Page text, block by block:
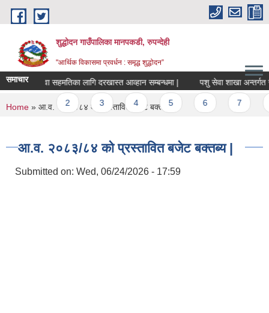
Skip to main content
शुद्धोदन गाउँपालिका मानपकडी, रुपन्देही
"आर्थिक विकासमा प्रवर्धन : समृद्ध शुद्धोदन”
समाचार
सरुवा सहमतिका लागि दरखास्त आव्हान सम्बन्धमा | पशु सेवा शाखा अन्तर्गत सैलेज
Pages
2 3 4 5
You are here
Home » आ.व. २०८३/८४ को प्रस्तावित बजेट बक्तब्य |
आ.व. २०८३/८४ को प्रस्तावित बजेट बक्तब्य |
Submitted on: Wed, 06/24/2026 - 17:59